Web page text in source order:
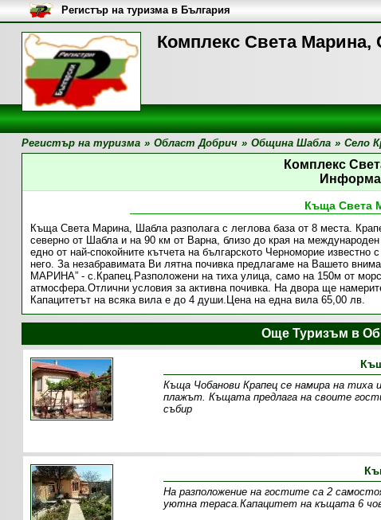
Комплекс Света Марина,
Регистър на туризма в България
Регистър на туризма » Област Добрич » Община Шабла » Село
Комплекс
Къща Света
Къща Света Марина, Шабла разполага с леглова база от 8 места.
северно от Шабла и на 90 км от Варна, близо до края на
едно от най-спокойните кътчета на българското Черноморие
него. За незабравимата Ви лятна почивка предлагаме на Вашето
МАРИНА” - с.Крапец.Разположени на тиха улица, само на 150м от
атмосфера.Отлични условия за активна почивка. На двора ще
Капацитетът на всяка вила е до 4 души.Цена на една вила 65,00 лв.
Още Туризъм в
Къща Чобанови Крапец се намира на тиха
плажът. Къщата предлага на своите
събир
На разположение на гостите са 2
уютна тераса.Капацитет на къщата 6